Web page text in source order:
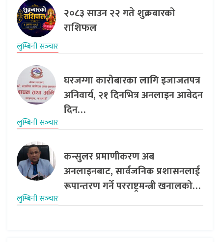
२०८३ साउन २२ गते शुक्रबारको
राशिफल
लुम्बिनी सञ्‍चार
घरजग्गा कारोबारका लागि इजाजतपत्र
अनिवार्य, २१ दिनभित्र अनलाइन आवेदन
दिन…
लुम्बिनी सञ्‍चार
कन्सुलर प्रमाणीकरण अब
अनलाइनबाट, सार्वजनिक प्रशासनलाई
रूपान्तरण गर्ने परराष्ट्रमन्त्री खनालको…
लुम्बिनी सञ्‍चार